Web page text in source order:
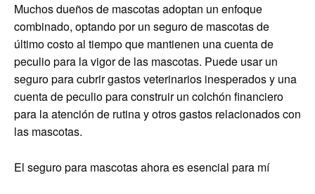
Muchos dueños de mascotas adoptan un enfoque
combinado, optando por un seguro de mascotas de
último costo al tiempo que mantienen una cuenta de
peculio para la vigor de las mascotas. Puede usar un
seguro para cubrir gastos veterinarios inesperados y una
cuenta de peculio para construir un colchón financiero
para la atención de rutina y otros gastos relacionados con
las mascotas.
El seguro para mascotas ahora es esencial para mí